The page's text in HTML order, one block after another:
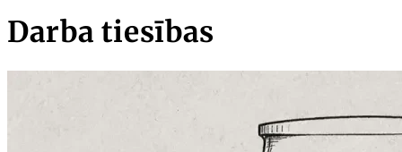
Darba tiesības